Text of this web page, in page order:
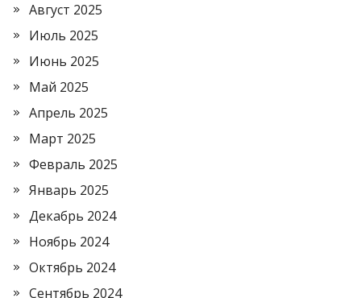
Август 2025
Июль 2025
Июнь 2025
Май 2025
Апрель 2025
Март 2025
Февраль 2025
Январь 2025
Декабрь 2024
Ноябрь 2024
Октябрь 2024
Сентябрь 2024